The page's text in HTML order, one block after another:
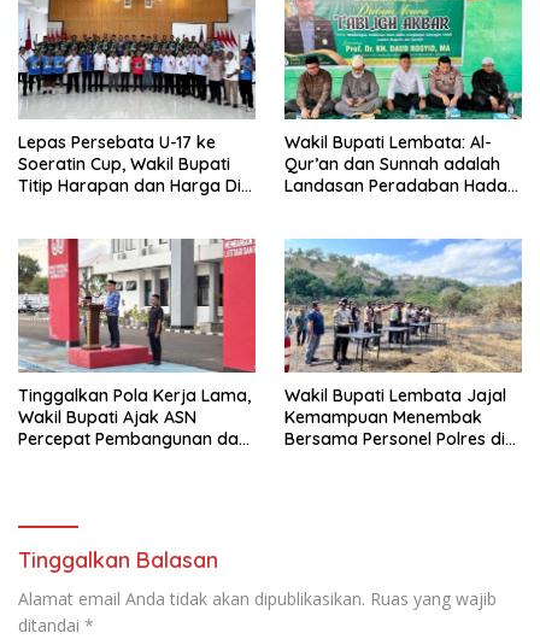
Lepas Persebata U-17 ke
Soeratin Cup, Wakil Bupati
Titip Harapan dan Harga Diri
Wakil Bupati Lembata: Al-
Qur’an dan Sunnah adalah
Landasan Peradaban Hadapi
Tinggalkan Pola Kerja Lama,
Wakil Bupati Ajak ASN
Percepat Pembangunan dan
Wakil Bupati Lembata Jajal
Kemampuan Menembak
Bersama Personel Polres di
Tinggalkan Balasan
Alamat email Anda tidak akan dipublikasikan. Ruas yang wajib
ditandai *